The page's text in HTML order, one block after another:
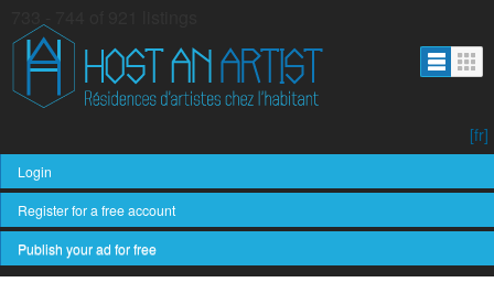
Login
Register for a free account
[fr]
Publish your ad for free